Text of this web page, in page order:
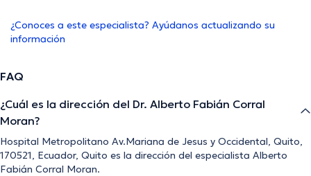
¿Conoces a este especialista? Ayúdanos actualizando su
información
FAQ
¿Cuál es la dirección del Dr. Alberto Fabián Corral
Moran?
Hospital Metropolitano Av.Mariana de Jesus y Occidental, Quito,
170521, Ecuador, Quito es la dirección del especialista Alberto
Fabián Corral Moran.